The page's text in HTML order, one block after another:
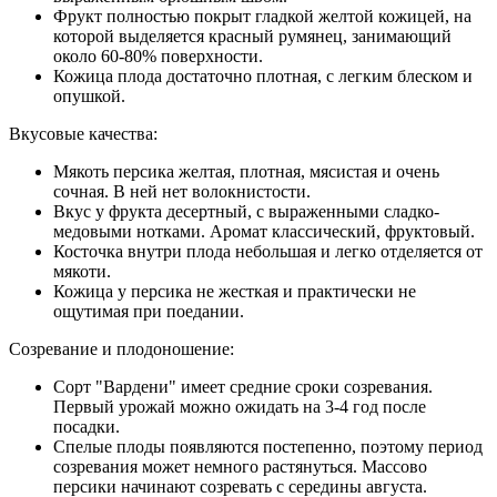
Фрукт полностью покрыт гладкой желтой кожицей, на
которой выделяется красный румянец, занимающий
около 60-80% поверхности.
Кожица плода достаточно плотная, с легким блеском и
опушкой.
Вкусовые качества:
Мякоть персика желтая, плотная, мясистая и очень
сочная. В ней нет волокнистости.
Вкус у фрукта десертный, с выраженными сладко-
медовыми нотками. Аромат классический, фруктовый.
Косточка внутри плода небольшая и легко отделяется от
мякоти.
Кожица у персика не жесткая и практически не
ощутимая при поедании.
Созревание и плодоношение:
Сорт "Вардени" имеет средние сроки созревания.
Первый урожай можно ожидать на 3-4 год после
посадки.
Спелые плоды появляются постепенно, поэтому период
созревания может немного растянуться. Массово
персики начинают созревать с середины августа.